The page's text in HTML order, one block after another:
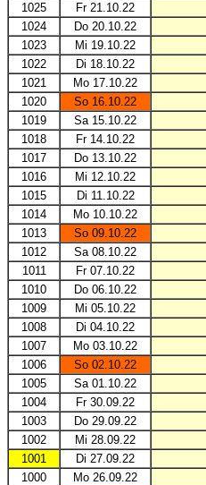
1025
Fr 21.10.22
1024
Do 20.10.22
1023
Mi 19.10.22
1022
Di 18.10.22
1021
Mo 17.10.22
1020
So 16.10.22
1019
Sa 15.10.22
1018
Fr 14.10.22
1017
Do 13.10.22
1016
Mi 12.10.22
1015
Di 11.10.22
1014
Mo 10.10.22
1013
So 09.10.22
1012
Sa 08.10.22
1011
Fr 07.10.22
1010
Do 06.10.22
1009
Mi 05.10.22
1008
Di 04.10.22
1007
Mo 03.10.22
1006
So 02.10.22
1005
Sa 01.10.22
1004
Fr 30.09.22
1003
Do 29.09.22
1002
Mi 28.09.22
1001
Di 27.09.22
1000
Mo 26.09.22